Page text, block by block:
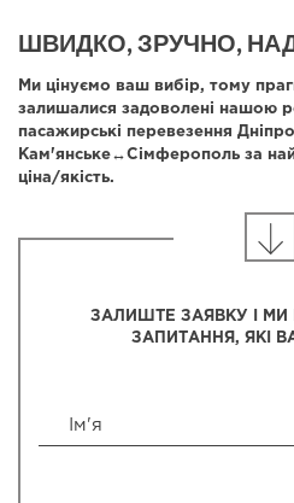
ШВИДКО, ЗРУЧНО,
Ми цінуємо ваш вибір, тому
залишалися задоволені нашою
пасажирські перевезення
Кам'янське↔Сімферополь за
ціна/якість.
ЗАЛИШТЕ ЗАЯВКУ І МИ
ЗАПИТАННЯ, ЯКІ